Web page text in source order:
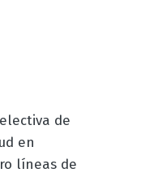
de
en
líneas de